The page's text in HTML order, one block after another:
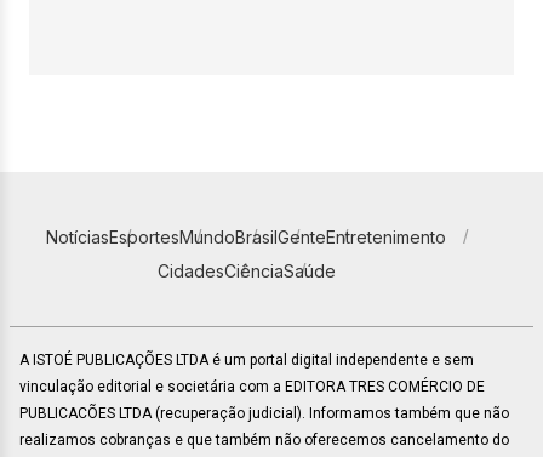
NotíciasEsportesMundoBrasilGenteEntretenimento
CidadesCiênciaSaúde
A ISTOÉ PUBLICAÇÕES LTDA é um portal digital independente e sem
vinculação editorial e societária com a EDITORA TRES COMÉRCIO DE
PUBLICACÕES LTDA (recuperação judicial). Informamos também que não
realizamos cobranças e que também não oferecemos cancelamento do